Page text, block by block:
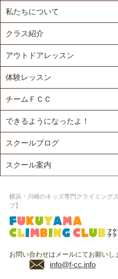
私たちについて
クラス紹介
アウトドアレッスン
体験レッスン
チームＦＣＣ
できるようになったよ！
スクールブログ
スクール案内
横浜・川崎のキッズ専門クライミング
ブ】
お問い合わせはメールにてお願いし
info@f-cc.info